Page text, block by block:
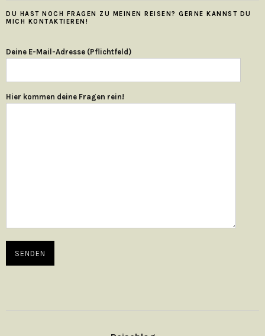
DU HAST NOCH FRAGEN ZU MEINEN REISEN? GERNE KANNST DU
MICH KONTAKTIEREN!
Deine E-Mail-Adresse (Pflichtfeld)
Hier kommen deine Fragen rein!